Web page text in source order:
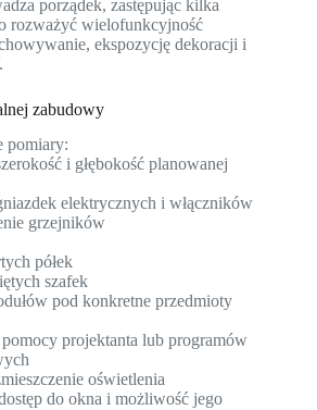
porządek, zastępując kilka
rozważyć wielofunkcyjność
ekspozycję dekoracji i
zabudowy
pomiary:
i głębokość planowanej
elektrycznych i włączników
grzejników
półek
szafek
pod konkretne przedmioty
projektanta lub programów
oświetlenia
do okna i możliwość jego